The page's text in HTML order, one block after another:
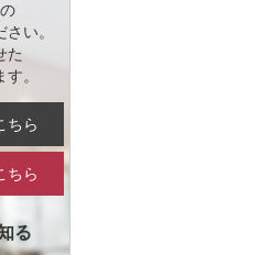
い。
た
。
ちら
ちら
る